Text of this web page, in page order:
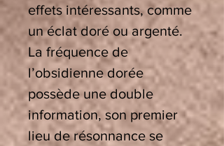
effets intéressants, comme
un éclat doré ou argenté.
La fréquence de
l’obsidienne dorée
possède une double
information, son premier
lieu de résonnance se